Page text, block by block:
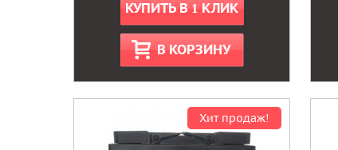
КУПИТЬ В 1 КЛИК
В КОРЗИНУ
Хит продаж!